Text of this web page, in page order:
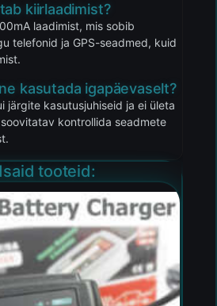
kiirlaadimist?
laadimist, mis sobib
telefonid ja GPS-seadmed, kuid
kasutada igapäevaselt?
järgite kasutusjuhiseid ja ei ületa
kontrollida seadmete
tooteid: